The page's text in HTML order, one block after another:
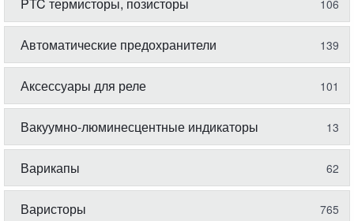
PTC термисторы, позисторы 106
Автоматические предохранители 139
Аксессуары для реле 101
Вакуумно-люминесцентные индикаторы 13
Варикапы 62
Варисторы 765